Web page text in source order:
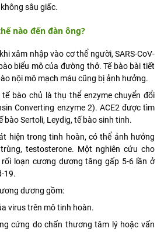
sâu giấc.
nào đến đàn ông?
xâm nhập vào cơ thể người, SARS-CoV-
biểu mô của đường thở. Tế bào bài tiết
nội mô mạch máu cũng bị ảnh hưởng.
bào chủ là thụ thể enzyme chuyển đổi
Converting enzyme 2). ACE2 được tìm
bào Sertoli, Leydig, tế bào sinh tinh.
hiện trong tinh hoàn, có thể ảnh hưởng
testosterone. Một nghiên cứu cho
loạn cương dương tăng gấp 5-6 lần ở
19.
dương gồm:
virus trên mô tinh hoàn.
cứng do chấn thương tâm lý hoặc vấn